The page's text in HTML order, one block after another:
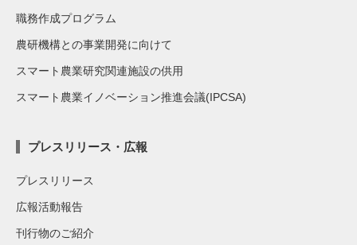
職務作成プログラム
農研機構との事業開発に向けて
スマート農業研究関連施設の供用
スマート農業イノベーション推進会議(IPCSA)
プレスリリース・広報
プレスリリース
広報活動報告
刊行物のご紹介